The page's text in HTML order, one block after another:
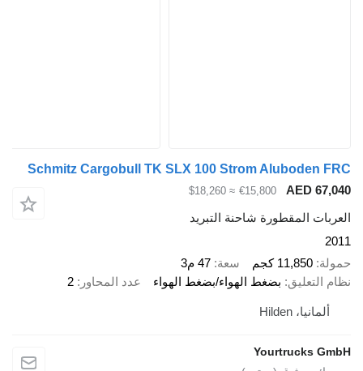
Schmitz Cargobull TK SLX 100 Strom Aluboden
AED
€15,800
≈ $18,260
المقطورة شاحنة التبريد
11,850 كجم سعة
47 م3
بضغط الهواء/بضغط الهواء عدد المحاور 2
Yourtrucks